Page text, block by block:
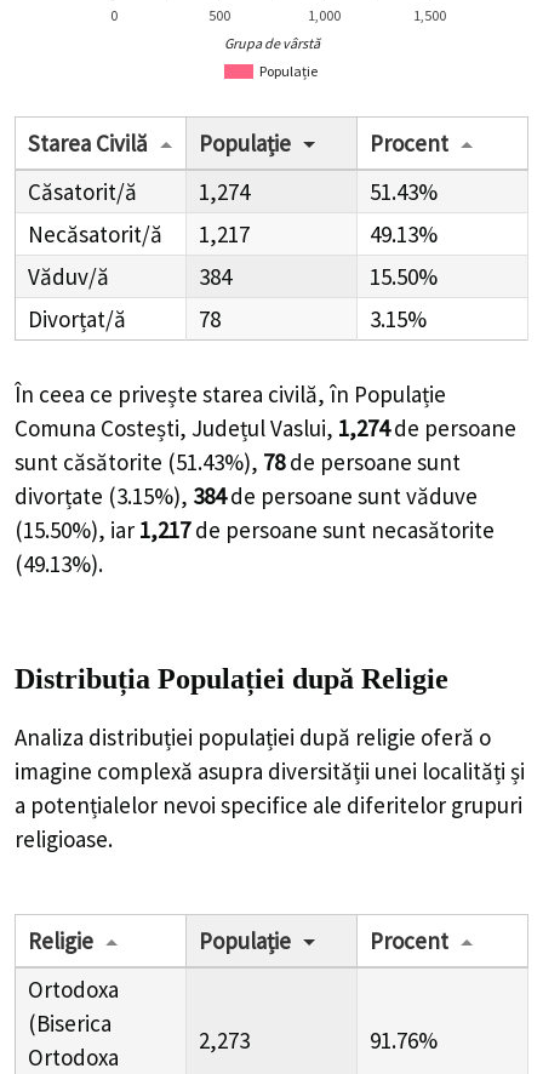
Populație
0 500 1,000 1,500
Grupa de vârstă
Starea Civilă Populație
Procent
Căsatorit/ă
1,274
51.43%
Necăsatorit/ă
1,217
49.13%
Văduv/ă
384
15.50%
Divorțat/ă
78 3.15%
În ceea ce privește starea civilă, în Populație
Comuna Costești, Județul Vaslui, 1,274 de persoane
sunt căsătorite (51.43%), 78 de persoane sunt
divorțate (3.15%), 384 de persoane sunt văduve
(15.50%), iar 1,217 de persoane sunt necasătorite
(49.13%).
Distribuția Populației după Religie
Analiza distribuției populației după religie oferă o
imagine complexă asupra diversității unei localități și
a potențialelor nevoi specifice ale diferitelor grupuri
religioase.
Religie Populație
Procent
Ortodoxa
(Biserica
Ortodoxa
2,273 91.76%